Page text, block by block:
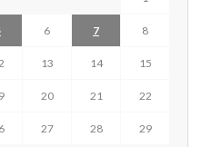
6 7 8
13 14 15
20 21 22
27 28 29